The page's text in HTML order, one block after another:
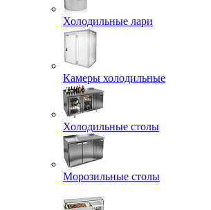
Холодильные лари
Камеры холодильные
Холодильные столы
Морозильные столы